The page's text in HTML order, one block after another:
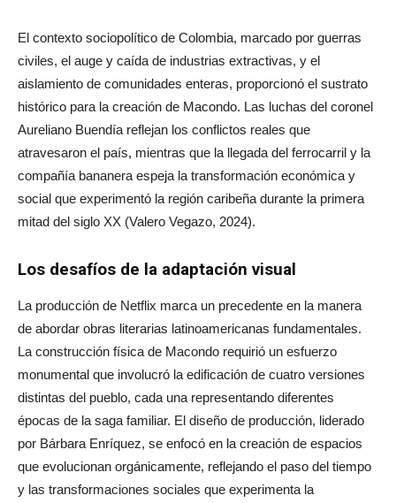
El contexto sociopolítico de Colombia, marcado por guerras
civiles, el auge y caída de industrias extractivas, y el
aislamiento de comunidades enteras, proporcionó el sustrato
histórico para la creación de Macondo. Las luchas del coronel
Aureliano Buendía reflejan los conflictos reales que
atravesaron el país, mientras que la llegada del ferrocarril y la
compañía bananera espeja la transformación económica y
social que experimentó la región caribeña durante la primera
mitad del siglo XX (Valero Vegazo, 2024).
Los desafíos de la adaptación visual
La producción de Netflix marca un precedente en la manera
de abordar obras literarias latinoamericanas fundamentales.
La construcción física de Macondo requirió un esfuerzo
monumental que involucró la edificación de cuatro versiones
distintas del pueblo, cada una representando diferentes
épocas de la saga familiar. El diseño de producción, liderado
por Bárbara Enríquez, se enfocó en la creación de espacios
que evolucionan orgánicamente, reflejando el paso del tiempo
y las transformaciones sociales que experimenta la